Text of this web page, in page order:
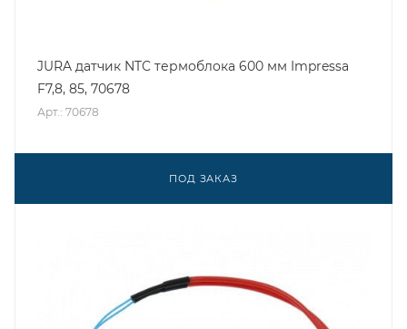
JURA датчик NTC термоблока 600 мм Impressa
F7,8, 85, 70678
Арт.: 70678
ПОД ЗАКАЗ